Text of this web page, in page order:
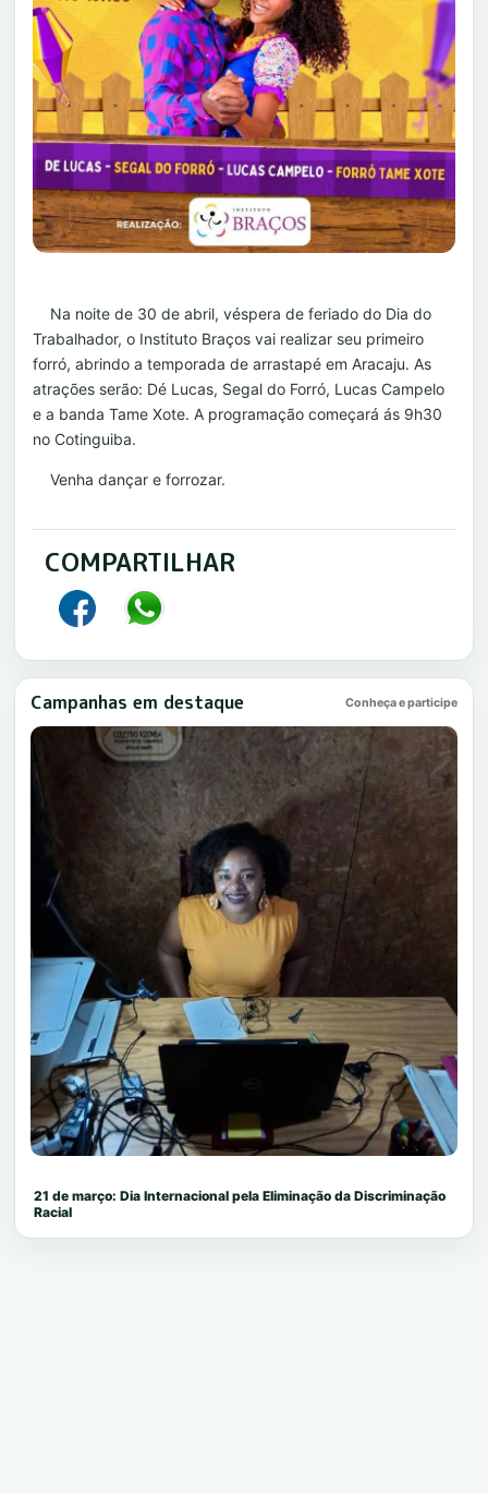
Na noite de 30 de abril, véspera de feriado do Dia do
Trabalhador, o Instituto Braços vai realizar seu primeiro
forró, abrindo a temporada de arrastapé em Aracaju. As
atrações serão: Dé Lucas, Segal do Forró, Lucas Campelo
e a banda Tame Xote. A programação começará ás 9h30
no Cotinguiba.
Venha dançar e forrozar.
COMPARTILHAR
Campanhas em destaque Conheça e participe
21 de março: Dia Internacional pela Eliminação da Discriminação
Racial